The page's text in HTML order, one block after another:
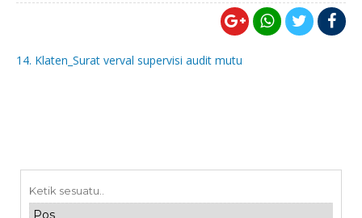
14. Klaten_Surat verval supervisi audit mutu